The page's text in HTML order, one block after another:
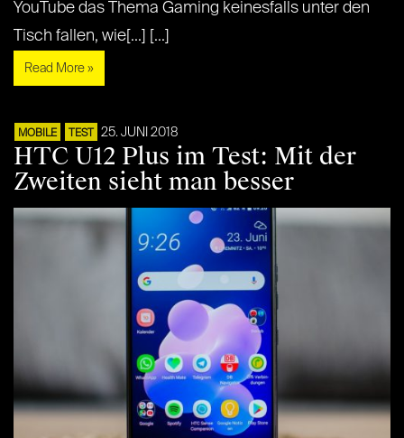
YouTube das Thema Gaming keinesfalls unter den
Tisch fallen, wie[...] [...]
Read More »
MOBILE TEST 25. JUNI 2018
HTC U12 Plus im Test: Mit der
Zweiten sieht man besser